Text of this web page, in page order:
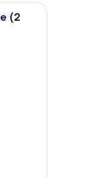
donnant sur des
avec deux lits, un
(2